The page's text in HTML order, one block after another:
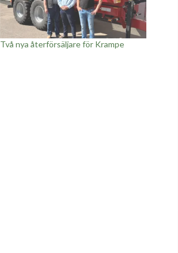
Två nya återförsäljare för Krampe